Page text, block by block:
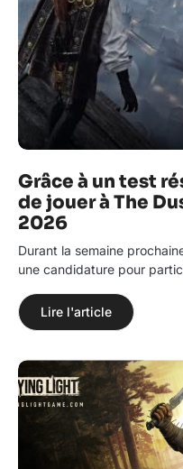
Grâce à un test
de jouer à The
2026
Durant la semaine
une candidature pour
Lire l'article